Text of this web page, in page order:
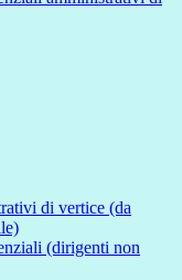
di vertice (da
(dirigenti non